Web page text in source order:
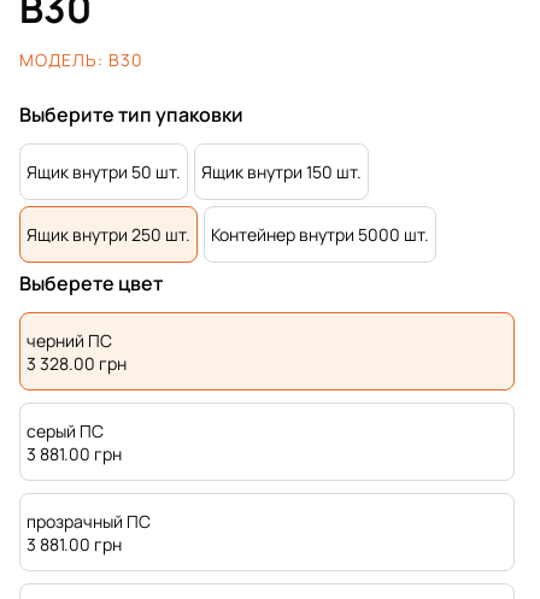
МОДЕЛЬ: B30
Выберите тип упаковки
Ящик внутри 50 шт. Ящик внутри 150 шт.
Ящик внутри 250 шт. Контейнер внутри 5000 шт.
Выберете цвет
черний ПС
3 328.00 грн
серый ПС
3 881.00 грн
прозрачный ПС
3 881.00 грн